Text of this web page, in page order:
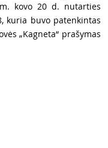
kovo 20 d. nutarties
kuria buvo patenkintas
„Kagneta“ prašymas